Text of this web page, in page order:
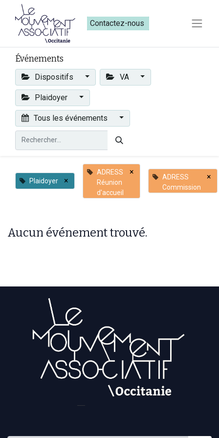
Contactez-nous​​
Événements
Dispositifs VA
Plaidoyer
Tous les événements
Plaidoyer ×
ADRESS
Réunion
d'accueil
×
ADRESS
Commission
×
Aucun événement trouvé.